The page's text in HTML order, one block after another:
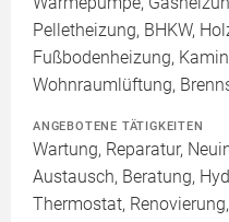
Pelletheizung, BHKW,
Fußbodenheizung,
Wohnraumlüftung,
ANGEBOTENE TÄTIGKEITEN
Wartung, Reparatur,
Austausch, Beratung,
Thermostat,